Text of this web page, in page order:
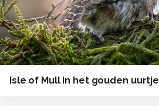
Isle of Mull in het gouden uurtje